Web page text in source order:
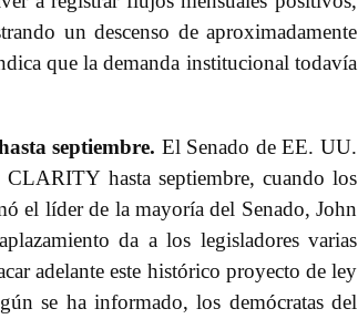
un descenso de aproximadamente
que la demanda institucional todavía
septiembre. El Senado de EE. UU.
hasta septiembre, cuando los
el líder de la mayoría del Senado, John
da a los legisladores varias
adelante este histórico proyecto de ley
se ha informado, los demócratas del